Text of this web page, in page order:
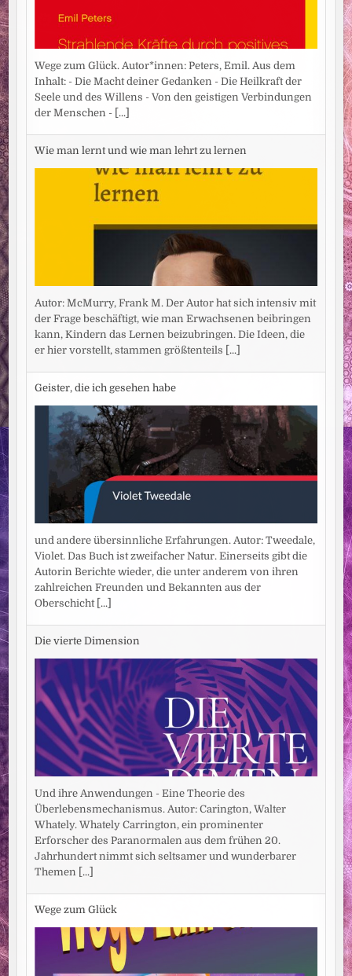
Wege zum Glück. Autor*innen: Peters, Emil. Aus dem
Inhalt: - Die Macht deiner Gedanken - Die Heilkraft der
Seele und des Willens - Von den geistigen Verbindungen
der Menschen - [...]
Wie man lernt und wie man lehrt zu lernen
Autor: McMurry, Frank M. Der Autor hat sich intensiv mit
der Frage beschäftigt, wie man Erwachsenen beibringen
kann, Kindern das Lernen beizubringen. Die Ideen, die
er hier vorstellt, stammen größtenteils [...]
Geister, die ich gesehen habe
und andere übersinnliche Erfahrungen. Autor: Tweedale,
Violet. Das Buch ist zweifacher Natur. Einerseits gibt die
Autorin Berichte wieder, die unter anderem von ihren
zahlreichen Freunden und Bekannten aus der
Oberschicht [...]
Die vierte Dimension
Und ihre Anwendungen - Eine Theorie des
Überlebensmechanismus. Autor: Carington, Walter
Whately. Whately Carrington, ein prominenter
Erforscher des Paranormalen aus dem frühen 20.
Jahrhundert nimmt sich seltsamer und wunderbarer
Themen [...]
Wege zum Glück